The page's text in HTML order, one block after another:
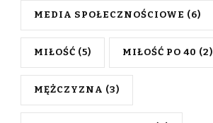
MEDIA SPOŁECZNOŚCIOWE (6)
MIŁOŚĆ (5) MIŁOŚĆ PO 40 (2)
MĘŻCZYZNA (3)